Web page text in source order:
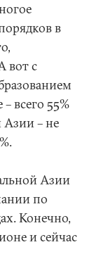
в
вот с
всего 55%
Азии – не
Азии
по
Конечно,
и сейчас